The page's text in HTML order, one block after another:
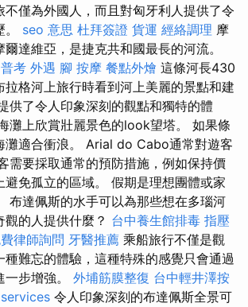
不僅為外國​​人，而且對匈牙利人提供了令
seo 意思 杜拜簽證 貨運 經絡調理 摩
達維亞，是捷克共和國最長的河流。
考 外遇 腳 按摩 餐點外燴 這條河長430
拉格河上旅行時看到河上美麗的景點和建
供了令人印象深刻的觀點和獨特的體
灘上欣賞壯麗景色的look望塔。 如果條
灘適合衝浪。 Arial do Cabo通常對遊客
需要採取通常的預防措施，例如保持價
避免孤立的區域。 假期是理想團體或家
布達佩斯的水手可以為那些想在多瑙河
的人提供什麼？ 台中養生館排毒 指壓
律師詢問 牙醫推薦 乘船旅行不僅是觀
種難忘的體驗，這種特殊的感覺只會通過
步增強。 外埔筋膜整復 台中輕井澤按
令人印象深刻的布達佩斯全景可